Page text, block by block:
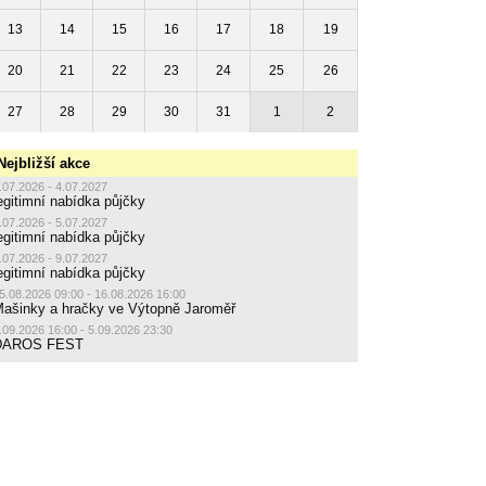
13 14 15 16 17 18 19
20 21 22 23 24 25 26
27 28 29 30 31 1 2
Nejbližší akce
- 4.07.2027
nabídka půjčky
- 5.07.2027
nabídka půjčky
- 9.07.2027
nabídka půjčky
09:00 - 16.08.2026 16:00
a hračky ve Výtopně Jaroměř
16:00 - 5.09.2026 23:30
FEST